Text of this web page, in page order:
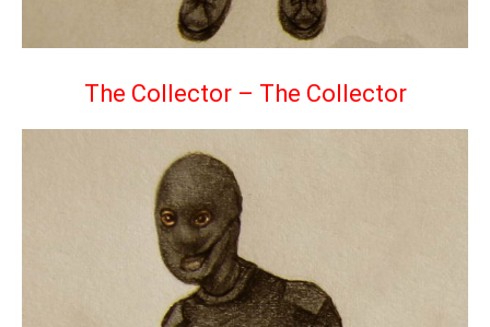
The Collector – The Collector